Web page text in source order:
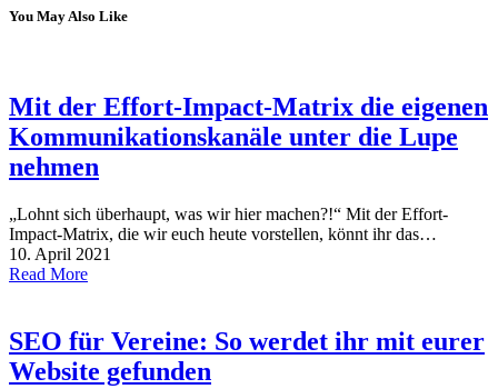
You May Also Like
Mit der Effort-Impact-Matrix die eigenen
Kommunikationskanäle unter die Lupe
nehmen
„Lohnt sich überhaupt, was wir hier machen?!“ Mit der Effort-
Impact-Matrix, die wir euch heute vorstellen, könnt ihr das…
10. April 2021
Read More
SEO für Vereine: So werdet ihr mit eurer
Website gefunden